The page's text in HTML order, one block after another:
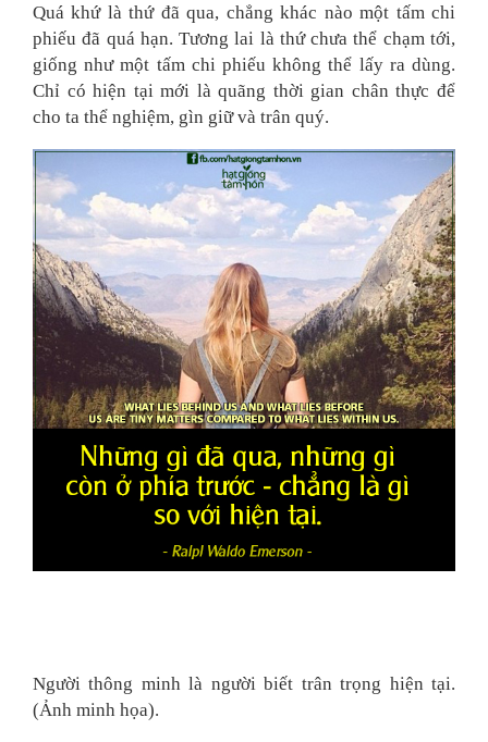
Quá khứ là thứ đã qua, chẳng khác nào một tấm chi
phiếu đã quá hạn. Tương lai là thứ chưa thể chạm tới,
giống như một tấm chi phiếu không thể lấy ra dùng.
Chỉ có hiện tại mới là quãng thời gian chân thực để
cho ta thể nghiệm, gìn giữ và trân quý.
Người thông minh là người biết trân trọng hiện tại.
(Ảnh minh họa).